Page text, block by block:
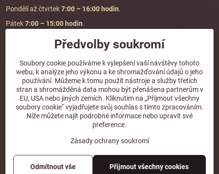
Pondělí až čtvrtek7:00 – 16:00 hodin.
Pátek7:00 – 15:00 hodin.
Doprava a platba
DOPRAVA ZDARMA
při objednávce nad2000 Kč vč. DPH.
*Nevztahuje se na paletovou přepravu.
Předvolby soukromí
Soubory cookie používáme k vylepšení vaší návštěvy tohoto
webu, k analýze jeho výkonu a ke shromažďování údajů o jeho
používání. Můžeme k tomu použít nástroje a služby třetích
stran a shromážděná data mohou být přenášena partnerům v
EU, USA nebo jiných zemích. Kliknutím na „Přijmout všechny
soubory cookie“ vyjadřujete svůj souhlas s tímto zpracováním.
Níže můžete najít podrobné informace nebo upravit své
preference.
Zásady ochrany soukromí
Přijmout všechny cookies
Odmítnout vše